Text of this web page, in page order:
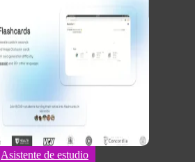
Asistente de estudio